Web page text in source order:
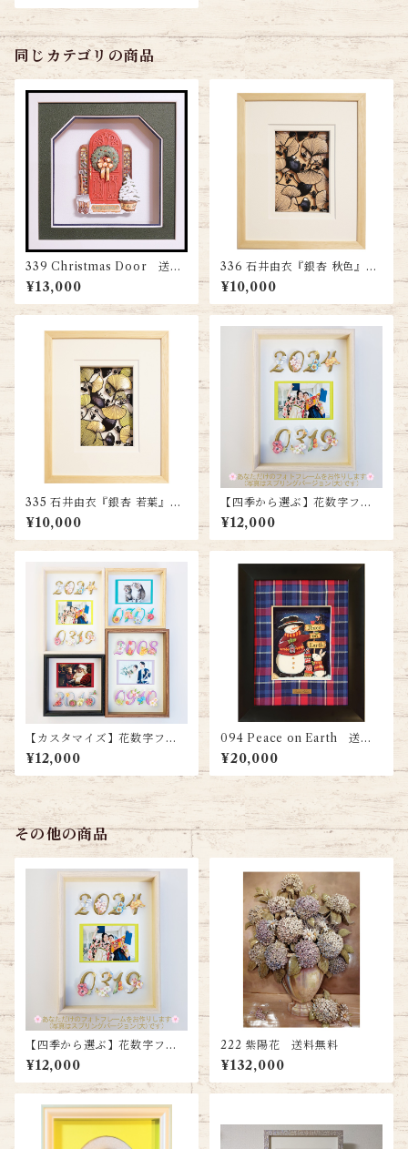
同じカテゴリの商品
339 Christmas Door 送料
無料
¥13,000
336 石井由衣『銀杏 秋色』
送料無料
¥10,000
335 石井由衣『銀杏 若葉』
送料無料
¥10,000
【四季から選ぶ】花数字フォ
トフレーム（ラージサイズ）
¥12,000
【カスタマイズ】花数字フォ
トフレーム（ラージサイズ）
¥12,000
094 Peace on Earth 送料
無料
¥20,000
その他の商品
【四季から選ぶ】花数字フォ
トフレーム（ラージサイズ）
¥12,000
222 紫陽花 送料無料
¥132,000